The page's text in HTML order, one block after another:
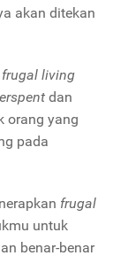
akan ditekan
frugal living
dan
orang yang
pada
frugal
untuk
benar-benar